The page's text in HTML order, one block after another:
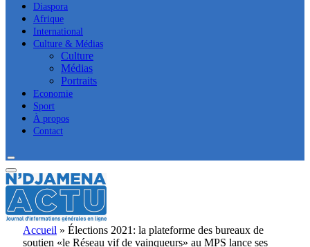
Diaspora
Afrique
International
Culture & Médias
Culture
Médias
Portraits
Economie
Sport
À propos
Contact
Accueil » Élections 2021: la plateforme des bureaux de
soutien «le Réseau vif de vainqueurs» au MPS lance ses